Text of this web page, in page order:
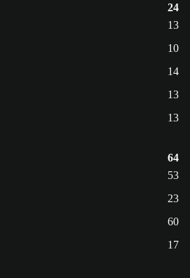
24
13
10
14
13
13
64
53
23
60
17